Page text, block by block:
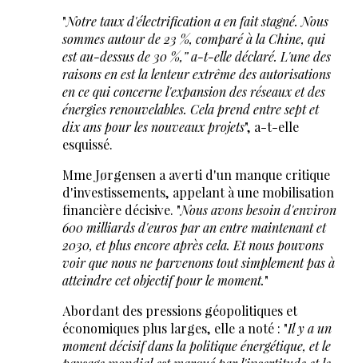
"Notre taux d'électrification a en fait stagné. Nous
sommes autour de 23 %, comparé à la Chine, qui
est au-dessus de 30 %,” a-t-elle déclaré. L'une des
raisons en est la lenteur extrême des autorisations
en ce qui concerne l'expansion des réseaux et des
énergies renouvelables. Cela prend entre sept et
dix ans pour les nouveaux projets", a-t-elle
esquissé.
Mme Jørgensen a averti d'un manque critique
d'investissements, appelant à une mobilisation
financière décisive. "Nous avons besoin d'environ
600 milliards d'euros par an entre maintenant et
2030, et plus encore après cela. Et nous pouvons
voir que nous ne parvenons tout simplement pas à
atteindre cet objectif pour le moment."
Abordant des pressions géopolitiques et
économiques plus larges, elle a noté : "Il y a un
moment décisif dans la politique énergétique, et le